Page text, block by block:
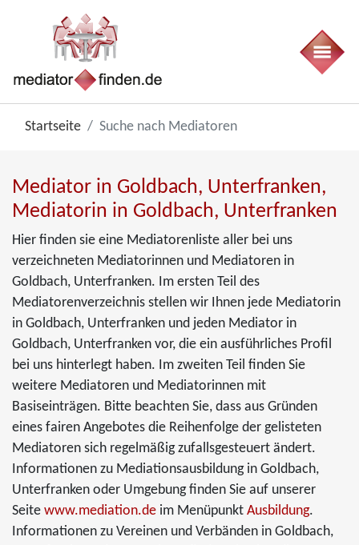
Startseite Suche nach Mediatoren
Mediator in Goldbach, Unterfranken,
Mediatorin in Goldbach, Unterfranken
Hier finden sie eine Mediatorenliste aller bei uns
verzeichneten Mediatorinnen und Mediatoren in
Goldbach, Unterfranken. Im ersten Teil des
Mediatorenverzeichnis stellen wir Ihnen jede Mediatorin
in Goldbach, Unterfranken und jeden Mediator in
Goldbach, Unterfranken vor, die ein ausführliches Profil
bei uns hinterlegt haben. Im zweiten Teil finden Sie
weitere Mediatoren und Mediatorinnen mit
Basiseinträgen. Bitte beachten Sie, dass aus Gründen
eines fairen Angebotes die Reihenfolge der gelisteten
Mediatoren sich regelmäßig zufallsgesteuert ändert.
Informationen zu Mediationsausbildung in Goldbach,
Unterfranken oder Umgebung finden Sie auf unserer
Seite www.mediation.de im Menüpunkt Ausbildung.
Informationen zu Vereinen und Verbänden in Goldbach,